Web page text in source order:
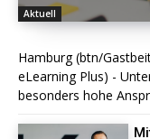
Aktuell
Hamburg (btn/
eLearning Plus) -
besonders hohe